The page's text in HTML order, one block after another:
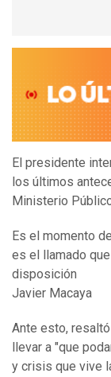
El presidente
los últimos
Ministerio
Es el momento
es el llamado
disposición
Javier Macaya
Ante esto,
llevar a "que
y crisis que vive